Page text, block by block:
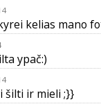
kelias mano
ypač:)
šilti ir mieli ;}}